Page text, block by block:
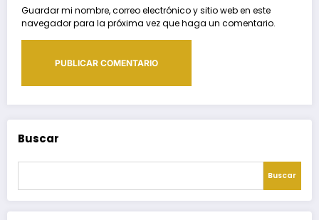
Guardar mi nombre, correo electrónico y sitio web en este
navegador para la próxima vez que haga un comentario.
Buscar
Buscar